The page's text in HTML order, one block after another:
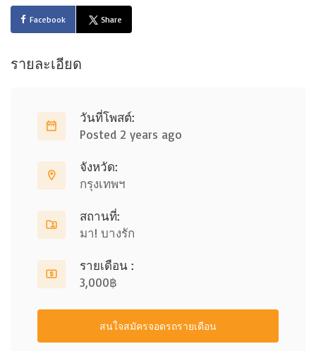
Facebook Share
รายละเอียด
วันที่โพสต์:
Posted 2 years ago
จังหวัด:
กรุงเทพฯ
สถานที่:
มา! บางรัก
รายเดือน :
3,000฿
สนใจสมัครจอดรถรายเดือน